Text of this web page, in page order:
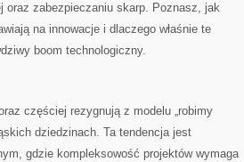
oraz zabezpieczaniu skarp. Poznasz, jak
na innowacje i dlaczego właśnie te
boom technologiczny.
częściej rezygnują z modelu „robimy
dziedzinach. Ta tendencja jest
gdzie kompleksowość projektów wymaga